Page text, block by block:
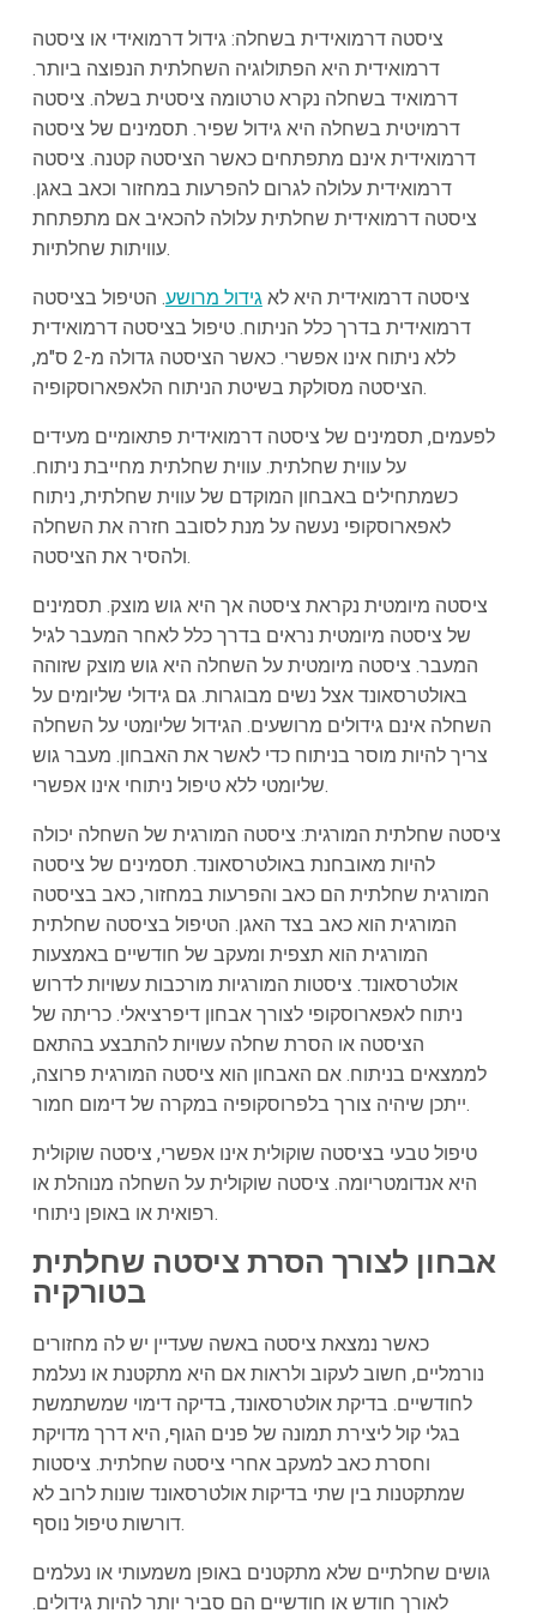
ציסטה דרמואידית בשחלה: גידול דרמואידי או ציסטה
דרמואידית היא הפתולוגיה השחלתית הנפוצה ביותר.
דרמואיד בשחלה נקרא טרטומה ציסטית בשלה. ציסטה
דרמויטית בשחלה היא גידול שפיר. תסמינים של ציסטה
דרמואידית אינם מתפתחים כאשר הציסטה קטנה. ציסטה
דרמואידית עלולה לגרום להפרעות במחזור וכאב באגן.
ציסטה דרמואידית שחלתית עלולה להכאיב אם מתפתחת
עוויתות שחלתיות.
ציסטה דרמואידית היא לאגידול מרושע. הטיפול בציסטה
דרמואידית בדרך כלל הניתוח. טיפול בציסטה דרמואידית
ללא ניתוח אינו אפשרי. כאשר הציסטה גדולה מ-2 ס"מ,
הציסטה מסולקת בשיטת הניתוח הלאפארוסקופיה.
לפעמים, תסמינים של ציסטה דרמואידית פתאומיים מעידים
על עווית שחלתית. עווית שחלתית מחייבת ניתוח.
כשמתחילים באבחון המוקדם של עווית שחלתית, ניתוח
לאפארוסקופי נעשה על מנת לסובב חזרה את השחלה
ולהסיר את הציסטה.
ציסטה מיומטית נקראת ציסטה אך היא גוש מוצק. תסמינים
של ציסטה מיומטית נראים בדרך כלל לאחר המעבר לגיל
המעבר. ציסטה מיומטית על השחלה היא גוש מוצק שזוהה
באולטרסאונד אצל נשים מבוגרות. גם גידולי שליומים על
השחלה אינם גידולים מרושעים. הגידול שליומטי על השחלה
צריך להיות מוסר בניתוח כדי לאשר את האבחון. מעבר גוש
שליומטי ללא טיפול ניתוחי אינו אפשרי.
ציסטה שחלתית המורגית: ציסטה המורגית של השחלה יכולה
להיות מאובחנת באולטרסאונד. תסמינים של ציסטה
המורגית שחלתית הם כאב והפרעות במחזור, כאב בציסטה
המורגית הוא כאב בצד האגן. הטיפול בציסטה שחלתית
המורגית הוא תצפית ומעקב של חודשיים באמצעות
אולטרסאונד. ציסטות המורגיות מורכבות עשויות לדרוש
ניתוח לאפארוסקופי לצורך אבחון דיפרציאלי. כריתה של
הציסטה או הסרת שחלה עשויות להתבצע בהתאם
לממצאים בניתוח. אם האבחון הוא ציסטה המורגית פרוצה,
ייתכן שיהיה צורך בלפרוסקופיה במקרה של דימום חמור.
טיפול טבעי בציסטה שוקולית אינו אפשרי, ציסטה שוקולית
היא אנדומטריומה. ציסטה שוקולית על השחלה מנוהלת או
רפואית או באופן ניתוחי.
אבחון לצורך הסרת ציסטה שחלתית
בטורקיה
כאשר נמצאת ציסטה באשה שעדיין יש לה מחזורים
נורמליים, חשוב לעקוב ולראות אם היא מתקטנת או נעלמת
לחודשיים. בדיקת אולטרסאונד, בדיקה דימוי שמשתמשת
בגלי קול ליצירת תמונה של פנים הגוף, היא דרך מדויקת
וחסרת כאב למעקב אחרי ציסטה שחלתית. ציסטות
שמתקטנות בין שתי בדיקות אולטרסאונד שונות לרוב לא
דורשות טיפול נוסף.
גושים שחלתיים שלא מתקטנים באופן משמעותי או נעלמים
לאורך חודש או חודשיים הם סביר יותר להיות גידולים.